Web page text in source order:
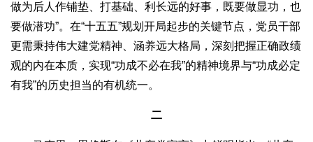
做为后人作铺垫、打基础、利长远的好事，既要做显功，也
要做潜功”。在“十五五”规划开局起步的关键节点，党员干部
更需秉持伟大建党精神、涵养远大格局，深刻把握正确政绩
观的内在本质，实现“功成不必在我”的精神境界与“功成必定
有我”的历史担当的有机统一。
二